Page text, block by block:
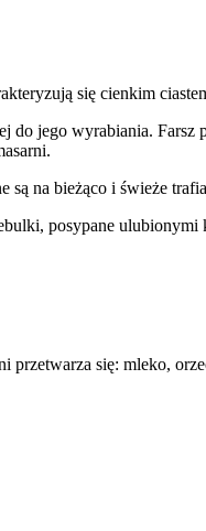
się cienkim
do jego wyrabiania.
są na bieżąco i świeże
posypane ulubionymi
przetwarza się: mleko,